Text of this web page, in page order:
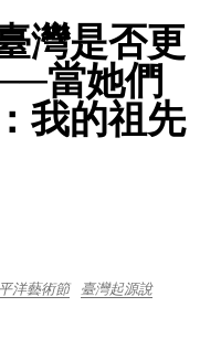
灣是否更
當她們
我的祖先
洋藝術節
臺灣起源說